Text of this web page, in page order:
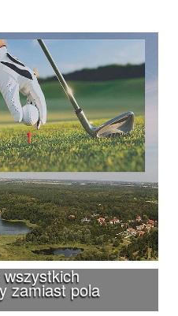
zamiast pola